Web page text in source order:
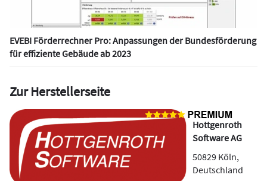
EVEBI Förderrechner Pro: Anpassungen der Bundesförderung
für effiziente Gebäude ab 2023
Zur Herstellerseite
Hottgenroth
Software AG
50829 Köln,
Deutschland